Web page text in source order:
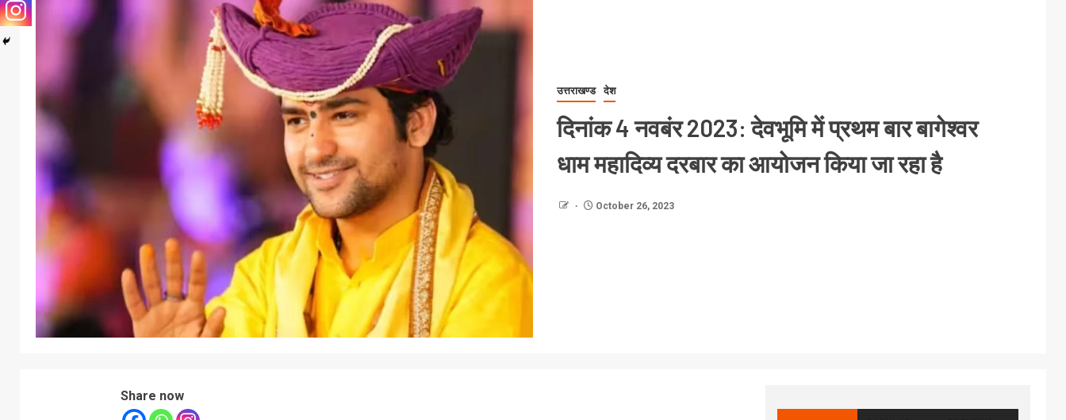
उत्तराखण्ड देश
दिनांक 4 नवबंर 2023: देवभूमि में प्रथम बार बागेश्वर
धाम महादिव्य दरबार का आयोजन किया जा रहा है
October 26, 2023
Share now